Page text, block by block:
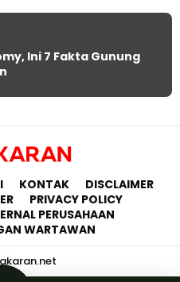
Ini 7 Fakta Gunung
KONTAK
DISCLAIMER
PRIVACY POLICY
PERUSAHAAN
WARTAWAN